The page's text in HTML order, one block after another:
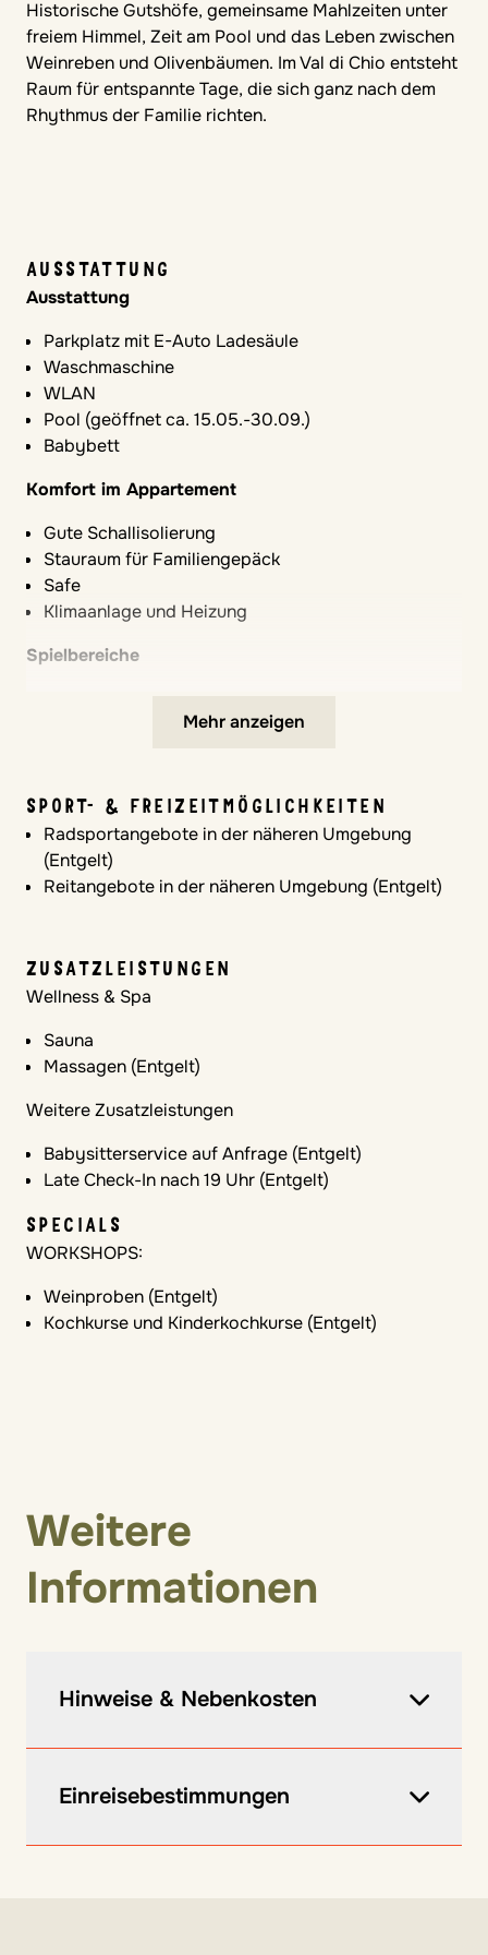
Historische Gutshöfe, gemeinsame Mahlzeiten unter
freiem Himmel, Zeit am Pool und das Leben zwischen
Weinreben und Olivenbäumen. Im Val di Chio entsteht
Raum für entspannte Tage, die sich ganz nach dem
Rhythmus der Familie richten.
AUSSTATTUNG
Ausstattung
Parkplatz mit E-Auto Ladesäule
Waschmaschine
WLAN
Pool (geöffnet ca. 15.05.-30.09.)
Babybett
Komfort im Appartement
Gute Schallisolierung
Stauraum für Familiengepäck
Safe
Klimaanlage und Heizung
Spielbereiche
Verkehrsberuhigte Anlage
Sichere Flächen zum Spielen
Hochstühle
In den Appartements verfügbar
VERPFLEGUNGSLEISTUNGEN
Frühstücksservice, Mittag-oder Abendessen im
eigenen Appartement möglich (Entgelt)
Mehr anzeigen
SPORT- & FREIZEITMÖGLICHKEITEN
Radsportangebote in der näheren Umgebung
(Entgelt)
Reitangebote in der näheren Umgebung (Entgelt)
ZUSATZLEISTUNGEN
Wellness & Spa
Sauna
Massagen (Entgelt)
Weitere Zusatzleistungen
Babysitterservice auf Anfrage (Entgelt)
Late Check-In nach 19 Uhr (Entgelt)
SPECIALS
WORKSHOPS:
Weinproben (Entgelt)
Kochkurse und Kinderkochkurse (Entgelt)
Weitere
Informationen
Hinweise & Nebenkosten
Ortstaxe ca. 2,50€/Person ab 14 Jahren
Einreisebestimmungen